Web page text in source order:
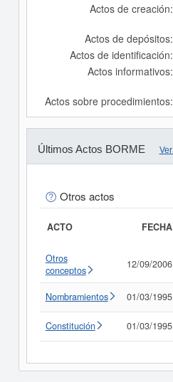
Actos de creación:
Actos de depósitos:
Actos de identificación:
Actos informativos:
Actos sobre procedimientos:
Últimos Actos BORME
Otros actos
ACTO FECHA
Otros
conceptos
12/09/2006
Nombramientos 01/03/1995
Constitución 01/03/1995